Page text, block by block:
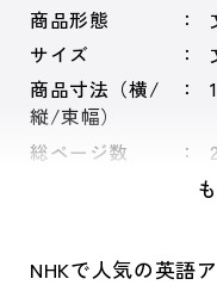
商品形態
サイズ
商品寸法（横/
縦/束幅）
総ページ数
NHKで人気の英語